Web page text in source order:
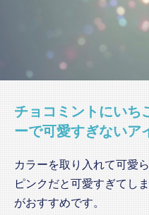
チョコミントにい
ーで可愛すぎないア
カラーを取り入れて可愛
ピンクだと可愛すぎてし
がおすすめです。